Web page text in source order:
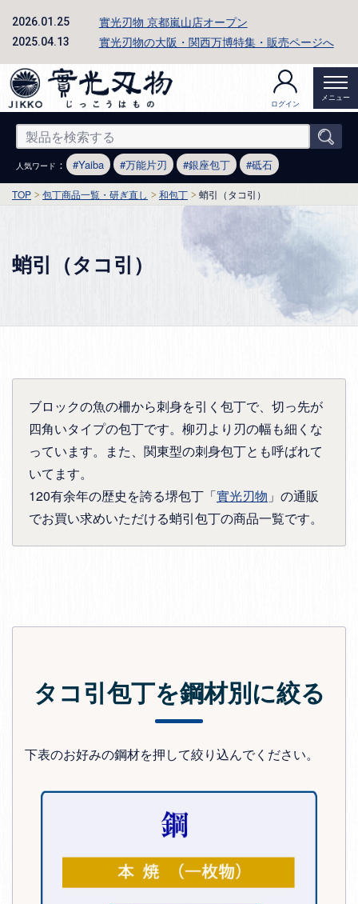
2026.01.25 實光刃物 京都嵐山店オープン
2025.04.13 實光刃物の大阪・関西万博特集・販売ページへ
ログイン
メニュー
人気ワード ： Yaiba 万能片刃 銀座包丁 砥石
TOP 包丁商品一覧・研ぎ直し 和包丁 蛸引（タコ引）
蛸引（タコ引）
ブロックの魚の柵から刺身を引く包丁で、切っ先が
四角いタイプの包丁です。柳刃より刃の幅も細くな
っています。また、関東型の刺身包丁とも呼ばれて
いてます。
120有余年の歴史を誇る堺包丁「實光刃物 」の通販
でお買い求めいただける蛸引包丁の商品一覧です。
タコ引包丁を鋼材別に絞る
下表のお好みの鋼材を押して絞り込んでください。